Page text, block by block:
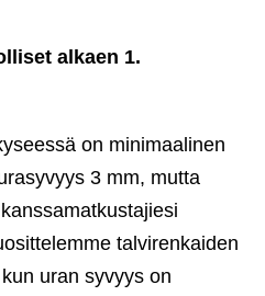
alkaen 1.
on minimaalinen
3 mm, mutta
talvirenkaiden
uran syvyys on